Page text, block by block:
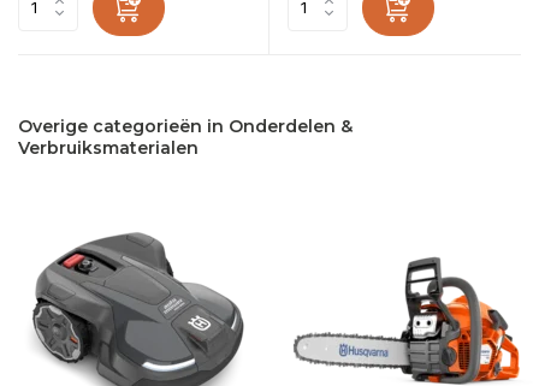
Overige categorieën in Onderdelen &
Verbruiksmaterialen